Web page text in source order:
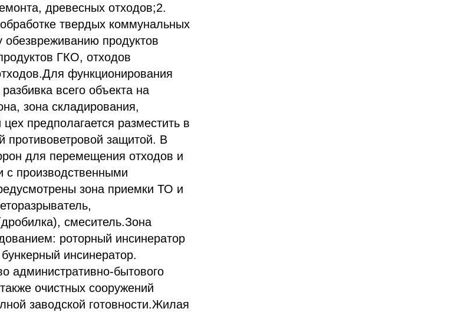
древесных отходов;2.
твердых коммунальных
обезвреживанию продуктов
ГКО, отходов
функционирования
всего объекта на
зона складирования,
предполагается разместить в
противоветровой защитой. В
для перемещения отходов и
с производственными
зона приемки ТО и
смеситель.Зона
роторный инсинератор
инсинератор.
административно-бытового
очистных сооружений
заводской готовности.Жилая